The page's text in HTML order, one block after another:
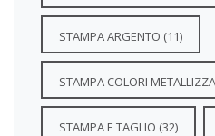
STAMPA ARGENTO (11)
STAMPA COLORI
STAMPA E TAGLIO (32)